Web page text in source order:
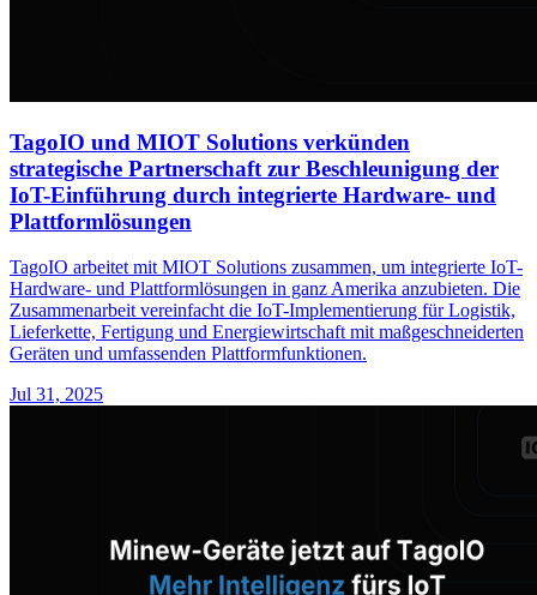
TagoIO und MIOT Solutions verkünden
strategische Partnerschaft zur Beschleunigung der
IoT-Einführung durch integrierte Hardware- und
Plattformlösungen
TagoIO arbeitet mit MIOT Solutions zusammen, um integrierte IoT-
Hardware- und Plattformlösungen in ganz Amerika anzubieten. Die
Zusammenarbeit vereinfacht die IoT-Implementierung für Logistik,
Lieferkette, Fertigung und Energiewirtschaft mit maßgeschneiderten
Geräten und umfassenden Plattformfunktionen.
Jul 31, 2025